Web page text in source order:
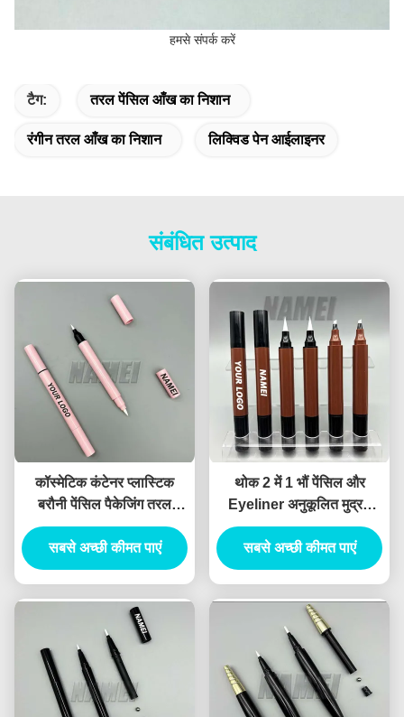
हमसे संपर्क करें
टैग: तरल पेंसिल आँख का निशान
रंगीन तरल आँख का निशान लिक्विड पेन आईलाइनर
संबंधित उत्पाद
कॉस्मेटिक कंटेनर प्लास्टिक
बरौनी पेंसिल पैकेजिंग तरल
Eyeliner पेंसिल कंटेनर
सबसे अच्छी कीमत पाएं
थोक 2 में 1 भौं पेंसिल और
Eyeliner अनुकूलित मुद्रण
खाली भौं पेंसिल और Eyeliner
ट्यूब कंटेनर
सबसे अच्छी कीमत पाएं